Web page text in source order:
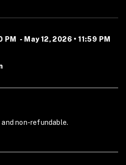
PM - May 12, 2026 • 11:59 PM
non-refundable.